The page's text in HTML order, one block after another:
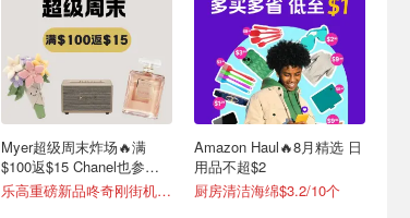
Myer超级周末炸场🔥满
$100返$15 Chanel也参
与！
乐高重磅新品咚奇刚街机$224
Amazon Haul🔥8月精选 日
用品不超$2
厨房清洁海绵$3.2/10个